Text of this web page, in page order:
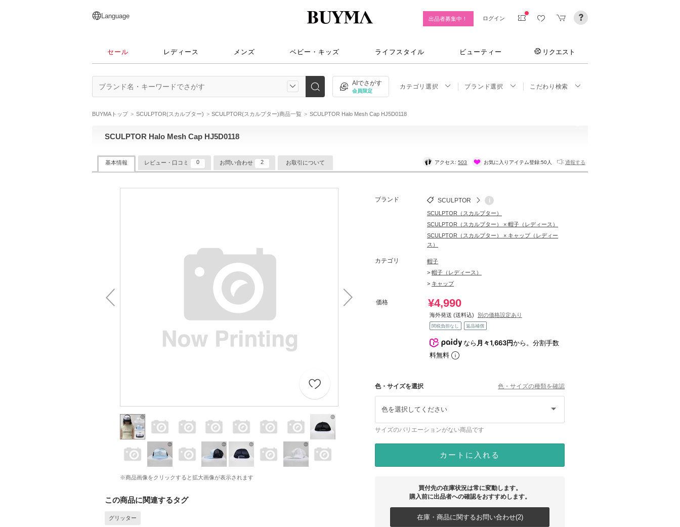
日本語
English
简体中文
繁體中文
Language 出品者募集中！ ログイン
セール レディース メンズ ベビー・キッズ ライフスタイル ビューティー リクエスト
AIでさがす
会員限定
カテゴリ選択 ブランド選択 こだわり検索
BUYMAトップ SCULPTOR(スカルプター) SCULPTOR(スカルプター)商品一覧 SCULPTOR Halo Mesh Cap HJ5D0118
SCULPTOR Halo Mesh Cap HJ5D0118
基本情報 レビュー・口コミ 0 お問い合わせ 2 お取引について アクセス:503 お気に入りアイテム登録:50人 通報する
※商品画像をクリックすると拡大画像が表示されます
この商品に関連するタグ
グリッター
ブランド SCULPTOR i
SCULPTOR（スカルプター）
SCULPTOR（スカルプター） × 帽子（レディース）
SCULPTOR（スカルプター） × キャップ（レディー
ス）
カテゴリ
帽子
> 帽子（レディース）
> キャップ
価格 ¥4,990
海外発送 (送料込) 別の価格設定あり
関税負担なし 返品補償
なら月々1,663円から。分割手数
料無料
色・サイズを選択 色・サイズの種類を確認
色を選択してください
サイズのバリエーションがない商品です
カートに入れる
買付先の在庫状況は常に変動します。
購入前に出品者への確認をおすすめします。
在庫・商品に関するお問い合わせ(2)